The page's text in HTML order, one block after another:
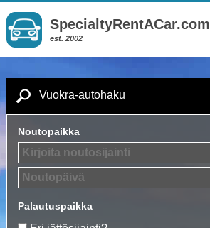
SpecialtyRentACar.com
est. 2002
Vuokra-autohaku
Noutopaikka
Palautuspaikka